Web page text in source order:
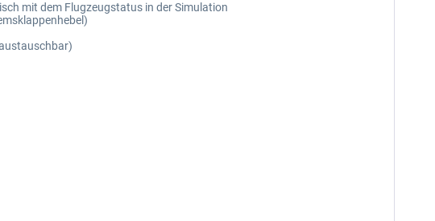
mit dem Flugzeugstatus in der Simulation